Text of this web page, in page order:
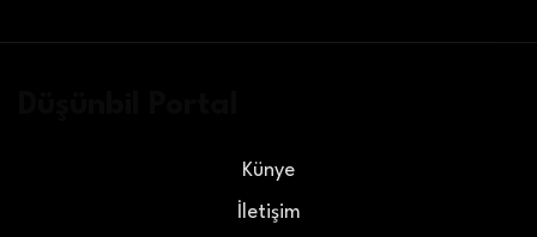
Künye
İletişim